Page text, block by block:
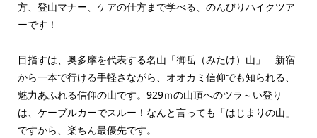
方、登山マナー、ケアの仕方まで学べる、のんびりハイクツア
ーです！
目指すは、奥多摩を代表する名山「御岳（みたけ）山」 新宿
から一本で行ける手軽さながら、オオカミ信仰でも知られる、
魅力あふれる信仰の山です。929ｍの山頂へのツラ～い登り
は、ケーブルカーでスルー！なんと言っても「はじまりの山」
ですから、楽ちん最優先です。